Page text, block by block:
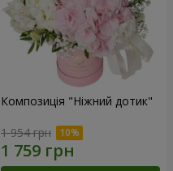
Композиція "Ніжний дотик"
1 954 грн